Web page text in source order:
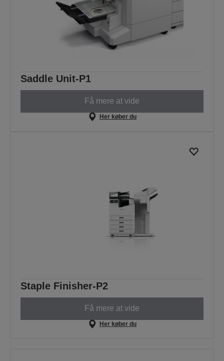
Saddle Unit-P1
Få mere at vide
Her køber du
Staple Finisher-P2
Få mere at vide
Her køber du